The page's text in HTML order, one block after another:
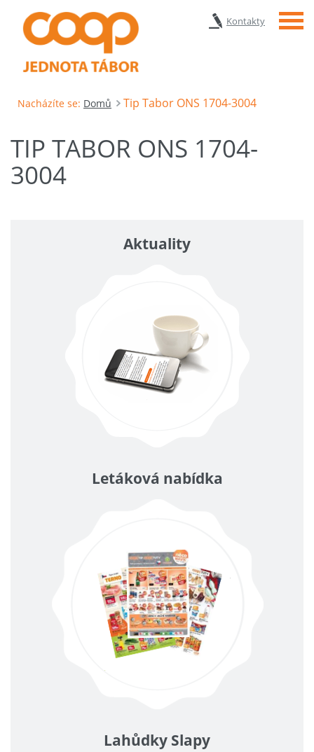
Kontakty Menu
Nacházíte se: Domů Tip Tabor ONS 1704-3004
TIP TABOR ONS 1704-
3004
Aktuality
Letáková nabídka
Lahůdky Slapy